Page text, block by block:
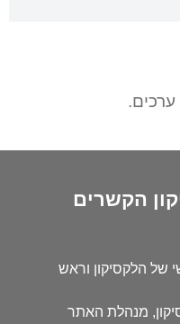
הקשרים
של הלקסיקון וראש
מנהלת האתר